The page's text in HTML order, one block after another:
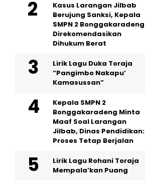
Kasus Larangan Jilbab
Berujung Sanksi, Kepala
SMPN 2 Bonggakaradeng
Direkomendasikan
Dihukum Berat
Lirik Lagu Duka Toraja
“Pangimbo Nakapu’
Kamasussan”
Kepala SMPN 2
Bonggakaradeng Minta
Maaf Soal Larangan
Jilbab, Dinas Pendidikan:
Proses Tetap Berjalan
Lirik Lagu Rohani Toraja
Mempala’kan Puang